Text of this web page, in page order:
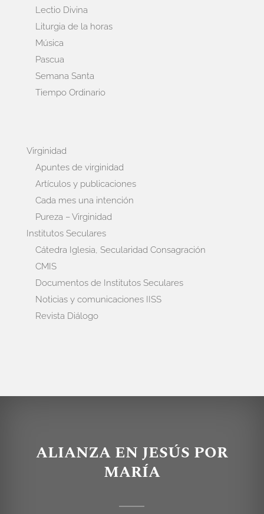
Lectio Divina
Liturgia de la horas
Música
Pascua
Semana Santa
Tiempo Ordinario
Virginidad
Apuntes de virginidad
Artículos y publicaciones
Cada mes una intención
Pureza – Virginidad
Institutos Seculares
Cátedra Iglesia, Secularidad Consagración
CMIS
Documentos de Institutos Seculares
Noticias y comunicaciones IISS
Revista Diálogo
ALIANZA EN JESÚS POR
MARÍA